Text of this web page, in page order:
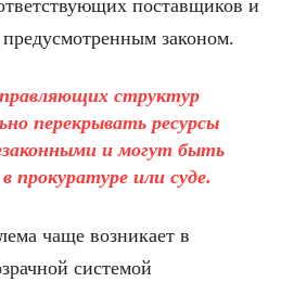
поставщиков и
законом.
структур
перекрывать ресурсы
и могут быть
прокуратуре или суде.
чаще возникает в
системой